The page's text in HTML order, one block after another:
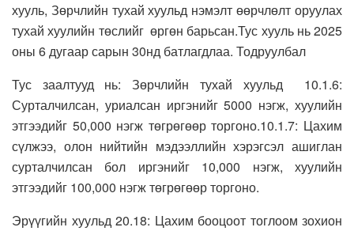
хууль, Зөрчлийн тухай хуульд нэмэлт өөрчлөлт оруулах
тухай хуулийн төслийг өргөн барьсан.Тус хууль нь 2025
оны 6 дугаар сарын 30нд батлагдлаа. Тодруулбал
Тус заалтууд нь: Зөрчлийн тухай хуульд 10.1.6:
Сурталчилсан, уриалсан иргэнийг 5000 нэгж, хуулийн
этгээдийг 50,000 нэгж төгрөгөөр торгоно.10.1.7: Цахим
сүлжээ, олон нийтийн мэдээллийн хэрэгсэл ашиглан
сурталчилсан бол иргэнийг 10,000 нэгж, хуулийн
этгээдийг 100,000 нэгж төгрөгөөр торгоно.
Эрүүгийн хуульд 20.18: Цахим бооцоот тоглоом зохион